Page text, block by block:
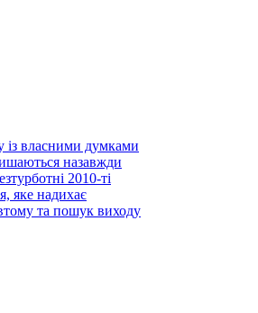
власними думками
назавжди
2010-ті
яке надихає
та пошук виходу